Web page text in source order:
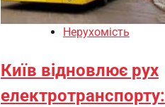
Нерухомість
Київ відновлює рух
електротранспорту: